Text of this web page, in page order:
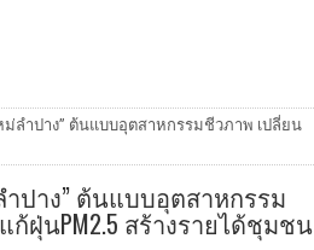
ม่ลำปาง” ต้นแบบอุตสาหกรรมชีวภาพ เปลี่ยน
ปาง” ต้นแบบอุตสาหกรรม
ฝุ่นPM2.5 สร้างรายได้ชุมชน